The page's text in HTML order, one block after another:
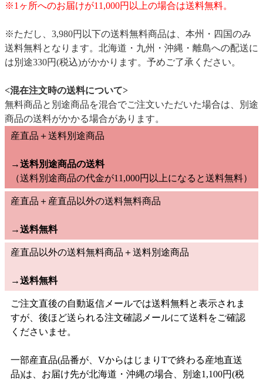
※1ヶ所へのお届けが11,000円以上の場合は送料無料。
※ただし、3,980円以下の送料無料商品は、本州・四国のみ
送料無料となります。北海道・九州・沖縄・離島への配送に
は別途330円(税込)がかかります。予めご了承ください。
<混在注文時の送料について>
無料商品と別途商品を混合でご注文いただいた場合は、別途
商品の送料がかかる場合があります。
産直品＋送料別途商品
→送料別途商品の送料
（送料別途商品の代金が11,000円以上になると送料無料）
産直品＋産直品以外の送料無料商品
→送料無料
産直品以外の送料無料商品＋送料別途商品
→送料無料
ご注文直後の自動返信メールでは送料無料と表示されま
すが、後ほど送られる注文確認メールにて送料をご確認
くださいませ。
一部産直品(品番が、VからはじまりTで終わる産地直送
品)は、お届け先が北海道・沖縄の場合、別途1,100円(税